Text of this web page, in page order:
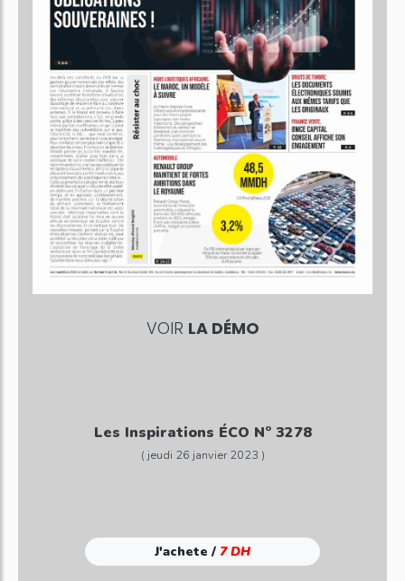
VOIR LA DÉMO
Les Inspirations ÉCO N° 3278
( jeudi 26 janvier 2023 )
J'achete / 7 DH